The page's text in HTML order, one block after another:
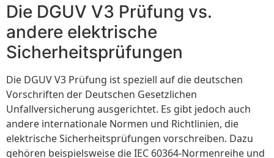
Die DGUV V3 Prüfung vs.
andere elektrische
Sicherheitsprüfungen
Die DGUV V3 Prüfung ist speziell auf die deutschen
Vorschriften der Deutschen Gesetzlichen
Unfallversicherung ausgerichtet. Es gibt jedoch auch
andere internationale Normen und Richtlinien, die
elektrische Sicherheitsprüfungen vorschreiben. Dazu
gehören beispielsweise die IEC 60364-Normenreihe und